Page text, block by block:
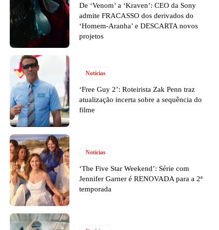
De ‘Venom’ a ‘Kraven’: CEO da Sony
admite FRACASSO dos derivados do
‘Homem-Aranha’ e DESCARTA novos
projetos
Notícias
‘Free Guy 2’: Roteirista Zak Penn traz
atualização incerta sobre a sequência do
filme
Notícias
‘The Five Star Weekend’: Série com
Jennifer Garner é RENOVADA para a 2ª
temporada